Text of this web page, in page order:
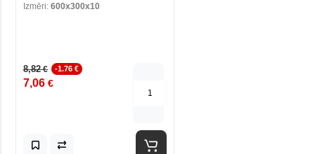
Izmēri: 600x300x10
8,82€ -1.76 €
7,06 €